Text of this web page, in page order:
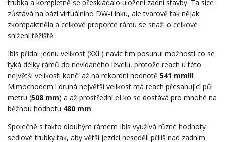
trubka a kompletně se přeskládalo uložení zadní stavby. Ta sice
zůstává na bázi virtuálního DW-Linku, ale tvarově tak nějak
zkompaktněla a celkové proporce rámu se snaží o celkové
snížení těžiště.
Ibis přidal jednu velikost (XXL) navíc tím posunul možnosti co se
týká délky rámů do nevídaného levelu, protože reach u této
největší velikosti končí až na rekordní hodnotě 541 mm!!!
Mimochodem i druhá největší velikost má reach přesahující půl
metru (508 mm) a až prostřední eLko se dostává pro mnohé na
běžnou hodnotu 480 mm.
Společně s takto dlouhým rámem Ibis využívá různé hodnoty
sedlové trubky tak, aby větší jezdci neseděli příliš nad zadním